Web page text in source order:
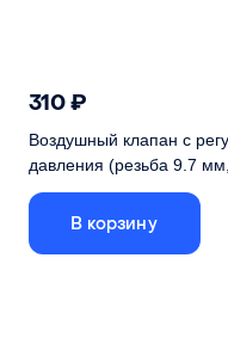
310₽
Воздушный клапан с
давления (резьба 9.7
В корзину